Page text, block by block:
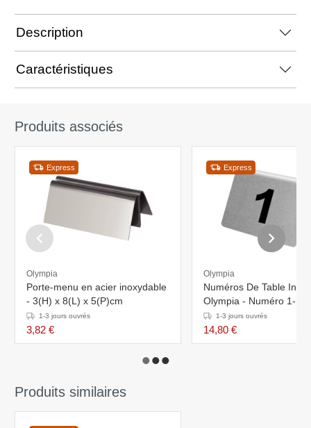
Description
Caractéristiques
Produits associés
Express
Olympia
Porte-menu en acier inoxydable
- 3(H) x 8(L) x 5(P)cm
1-3 jours ouvrés
3,82 €
Express
Olympia
Numéros De Table Inox
Olympia - Numéro 1-10
1-3 jours ouvrés
14,80 €
Produits similaires